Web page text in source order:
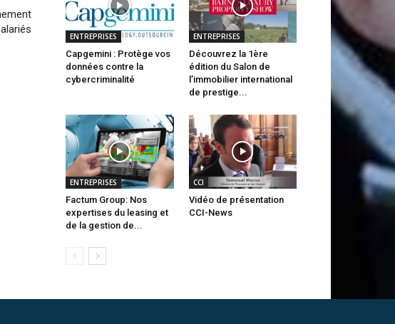
ENTREPRISES
Capgemini : Protège vos
données contre la
cybercriminalité
ENTREPRISES
Découvrez la 1ère
édition du Salon de
l’immobilier international
de prestige...
ENTREPRISES
Factum Group: Nos
expertises du leasing et
de la gestion de...
CCI
Vidéo de présentation
CCI-News